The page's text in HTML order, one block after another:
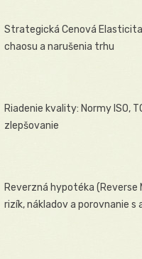
Strategická Cenová
chaosu a narušenia trhu
Riadenie kvality: Normy ISO,
zlepšovanie
Reverzná hypotéka (Reverse
rizík, nákladov a porovnanie